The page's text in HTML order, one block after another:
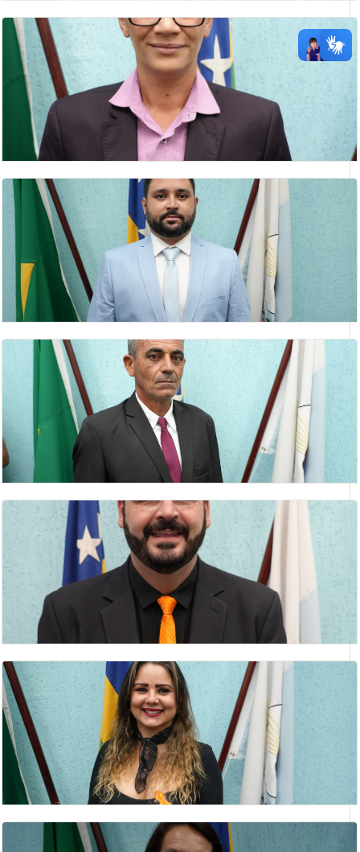
JAIR HUMBERTO DA SILVA
Presidente da Câmara Municipal de Catalão
KELIS LUIZ DA SILVA
vereadora
LEONARDO PEREIRA MOISÉS
vereador
LUIZ SOCORRO MOREIRA
Vereador(a)
RODRIGO ALVES CARVELO
vereador